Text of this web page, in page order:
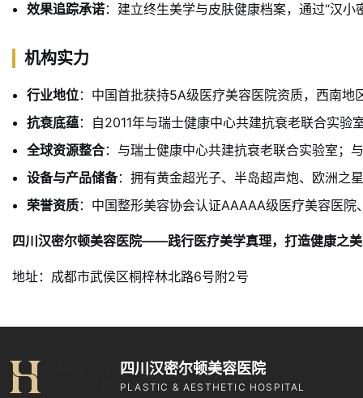
效果追踪承诺：建立终生美学与皮肤健康档案，通过“汉
机构实力
行业地位：中国首批获持5A级医疗美容医院资质，西南
抗衰底蕴：自2011年与瑞士健康中心共建抗衰老联合实
全球资源整合：与瑞士健康中心共建抗衰老联合实验室；
设备与产品储备：拥有黄金超光子、半岛超声炮、欧洲之
荣誉资质：中国整形美容协会认证AAAAA级医疗美容医
四川汉密尔顿美容医院——践行医疗美学真理，打造健康之
地址：成都市武侯区桐梓林北路6号附2号
四川汉密尔顿美容医院
PLASTIC & AESTHETIC HOSPITAL